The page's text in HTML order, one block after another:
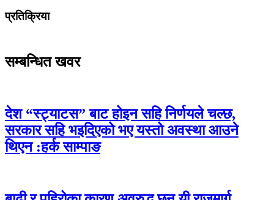
प्रतिक्रिया
सम्बन्धित खवर
देश “स्ट्याटस” बाट होइन सहि निर्णयले चल्छ,
सरकार सहि भइदिएको भए यस्तो अवस्था आउने
थिएन :हर्क साम्पाङ